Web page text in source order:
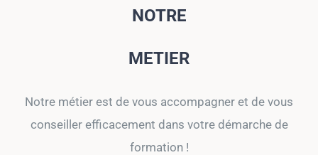
NOTRE
METIER
Notre métier est de vous accompagner et de vous
conseiller efficacement dans votre démarche de
formation !